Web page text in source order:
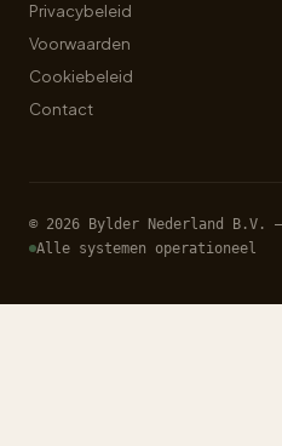
Privacybeleid
Voorwaarden
Cookiebeleid
Contact
© 2026 Bylder Nederland B.V. —
Alle systemen operationeel